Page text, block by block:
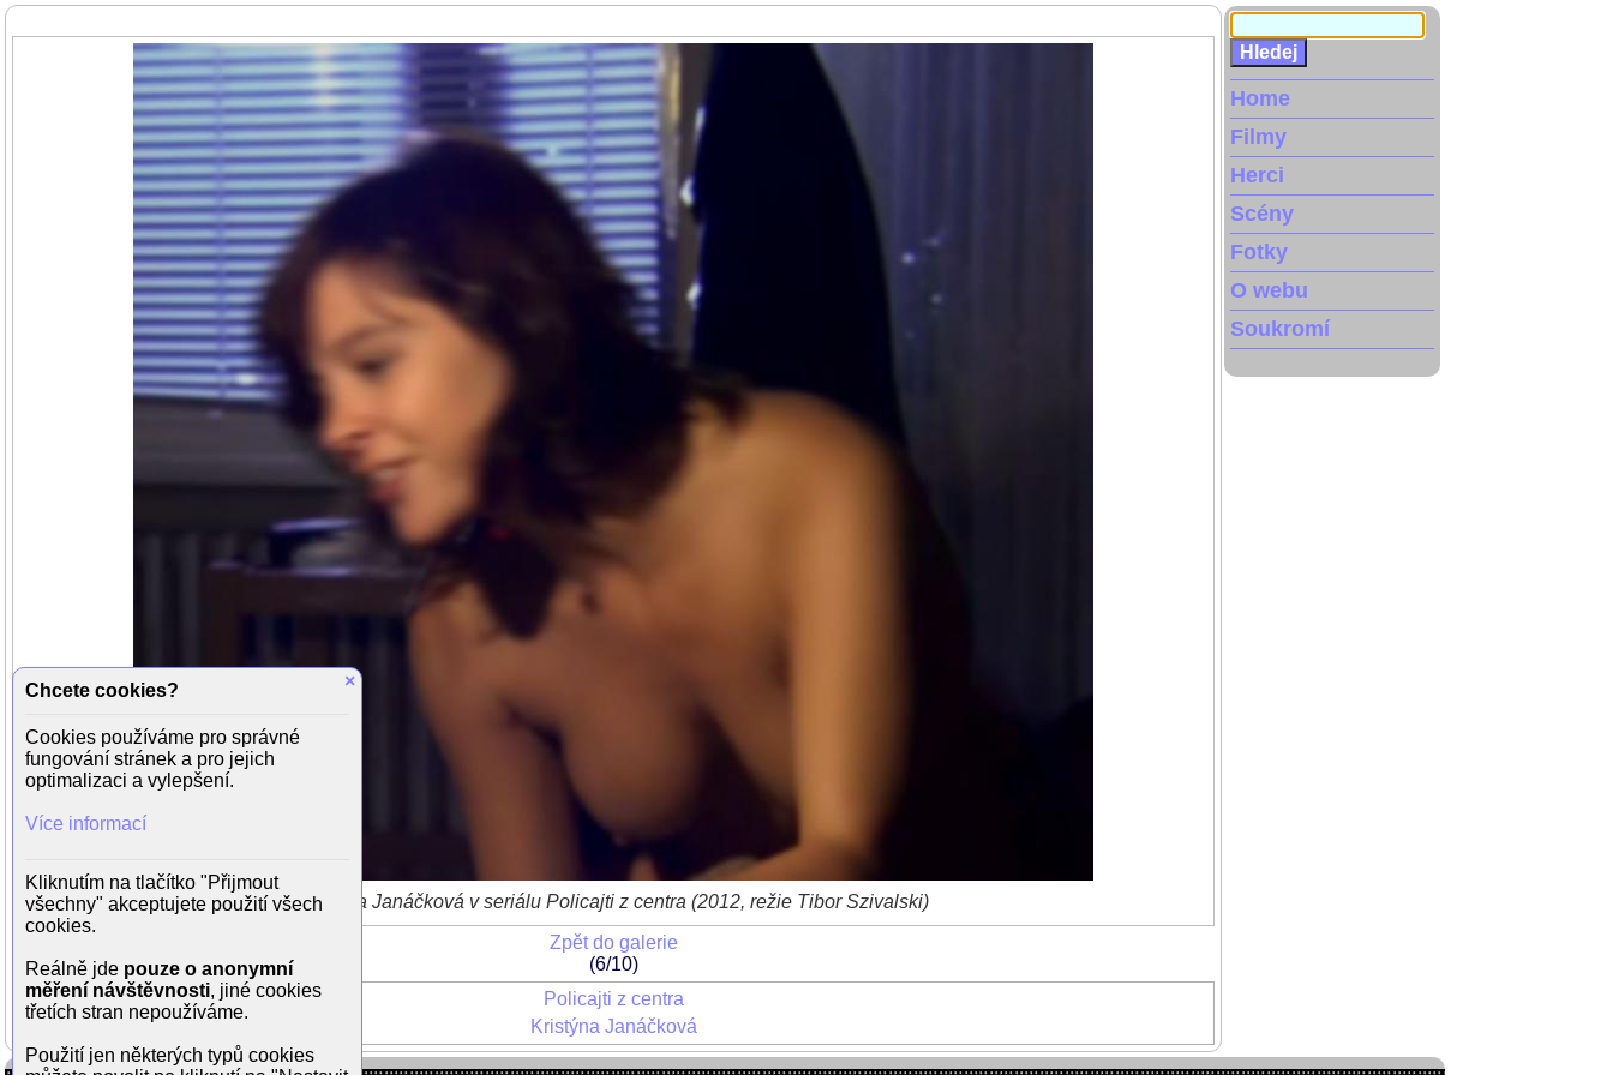
Kristýna Janáčková v seriálu Policajti z centra (2012, režie Tibor Szivalski)
Zpět do galerie
(6/10)
Policajti z centra
Kristýna Janáčková
Home
Filmy
Herci
Scény
Fotky
O webu
Soukromí
×
Chcete cookies?
Cookies používáme pro správné
fungování stránek a pro jejich
optimalizaci a vylepšení.
Více informací
Kliknutím na tlačítko "Přijmout
všechny" akceptujete použití všech
cookies.
Reálně jde pouze o anonymní
měření návštěvnosti, jiné cookies
třetích stran nepoužíváme.
Použití jen některých typů cookies